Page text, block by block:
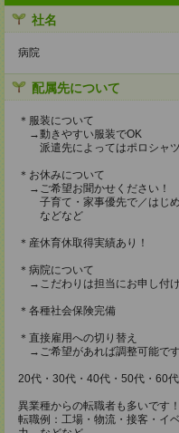
社名
病院
配属先について
＊服装について
→動きやすい服装でOK
派遣先によってはポロシャツ
＊お休みについて
→ご希望お聞かせください！
子育て・家事優先で／はじ
などなど
＊産休育休取得実績あり！
＊病院について
→こだわりは担当にお申し付け
＊各種社会保険完備
＊直接雇用への切り替え
→ご希望があれば調整可能です
20代・30代・40代・50代・60
異業種からの転職者も多いです！
転職例：工場・物流・接客・イ